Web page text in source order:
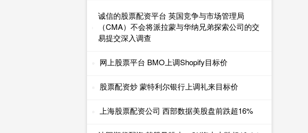
诚信的股票配资平台 英国竞争与市场管理局
（CMA）不会将派拉蒙与华纳兄弟探索公司的交
易提交深入调查
网上股票平台 BMO上调Shopify目标价
股票配资炒 蒙特利尔银行上调礼来目标价
上海股票配资公司 西部数据美股盘前跌超16%